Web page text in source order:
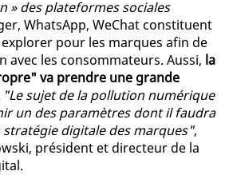
» des plateformes sociales
WhatsApp, WeChat constituent
pour les marques afin de
avec les consommateurs. Aussi, la
va prendre une grande
"Le sujet de la pollution numérique
un des paramètres dont il faudra
digitale des marques",
président et directeur de la